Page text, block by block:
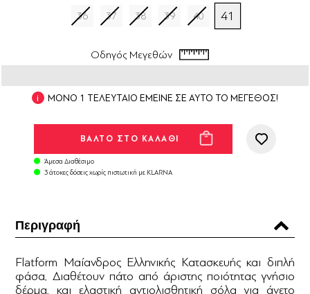
36 37 38 39 40 41
Οδηγός Μεγεθών
ΜΟΝΟ 1 ΤΕΛΕΥΤΑΙΟ ΕΜΕΙΝΕ ΣΕ ΑΥΤΟ ΤΟ ΜΕΓΕΘΟΣ!
Άμεσα Διαθέσιμο
3 άτοκες δόσεις χωρίς πιστωτική με KLARNA
Περιγραφή
Flatform Μαίανδρος Ελληνικής Κατασκευής και διπλή
φάσα. Διαθέτουν πάτο από άριστης ποιότητας γνήσιο
δέρμα. και ελαστική αντιολισθητική σόλα για άνετο